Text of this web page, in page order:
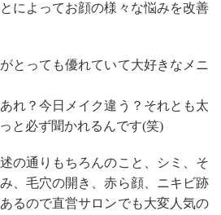
によってお顔の様々な悩みを改善
とっても優れていて大好きなメニ
れ？今日メイク違う？それとも太
と必ず聞かれるんです(笑)
の通りもちろんのこと、シミ、そ
、毛穴の開き、赤ら顔、ニキビ跡
るので直営サロンでも大変人気の